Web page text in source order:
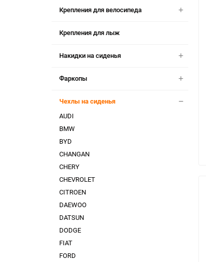
Крепления для велосипеда
Крепления для лыж
Накидки на сиденья
Фаркопы
Чехлы на сиденья
AUDI
BMW
BYD
CHANGAN
CHERY
CHEVROLET
CITROEN
DAEWOO
DATSUN
DODGE
FIAT
FORD